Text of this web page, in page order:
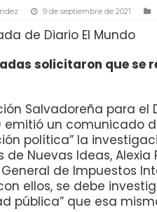
9 de septiembre de 2021
de Diario El Mundo
solicitaron que se
Salvadoreña para el
emitió un
política” la
Nuevas Ideas, Alexia
de Impuestos
ellos, se debe
pública” que esa